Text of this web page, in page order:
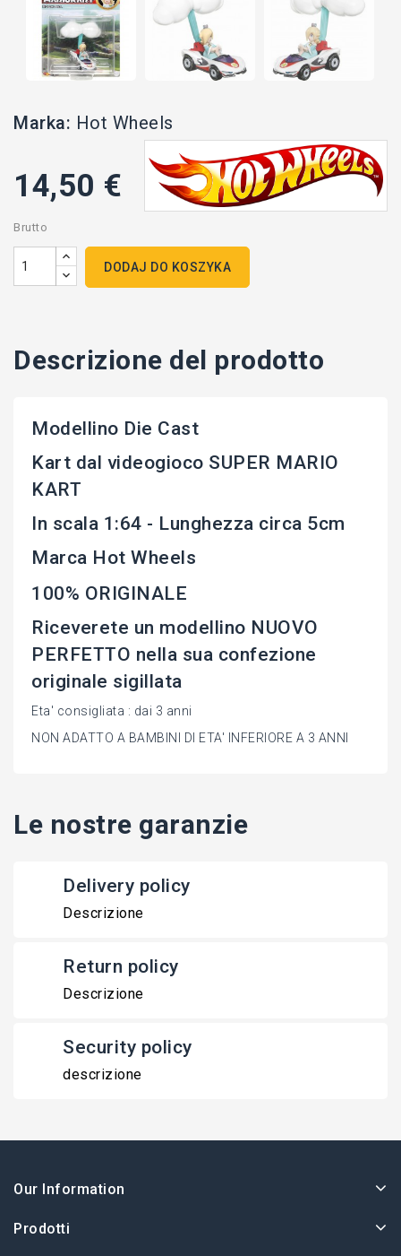
Marka: Hot Wheels
14,50 €
Brutto
DODAJ DO KOSZYKA
Descrizione del prodotto
Modellino Die Cast
Kart dal videogioco SUPER MARIO
KART
In scala 1:64 - Lunghezza circa 5cm
Marca Hot Wheels
100% ORIGINALE
Riceverete un modellino NUOVO
PERFETTO nella sua confezione
originale sigillata
Eta' consigliata : dai 3 anni
NON ADATTO A BAMBINI DI ETA' INFERIORE A 3 ANNI
Le nostre garanzie
Delivery policy
Descrizione
Return policy
Descrizione
Security policy
descrizione
Our Information
Prodotti